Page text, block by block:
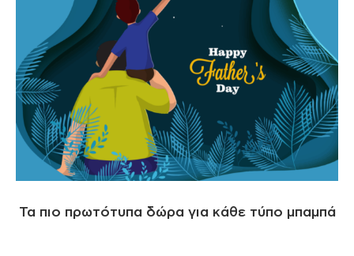
Τα πιο πρωτότυπα δώρα για κάθε τύπο μπαμπά